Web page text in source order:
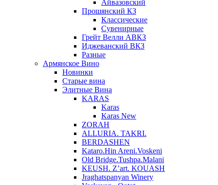
Айвазовский
Прошянский КЗ
Классические
Сувенирные
Грейт Велли АВКЗ
Иджеванский ВКЗ
Разные
Армянское Вино
Новинки
Старые вина
Элитные Вина
KARAS
Karas
Karas New
ZORAH
ALLURIA. TAKRI.
BERDASHEN
Kataro.Hin Areni.Voskeni
Old Bridge.Tushpa.Malani
KEUSH. Z’art. KOUASH
Jraghatspanyan Winery